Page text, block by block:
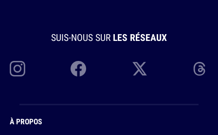
SUIS-NOUS SUR LES RÉSEAUX
À PROPOS